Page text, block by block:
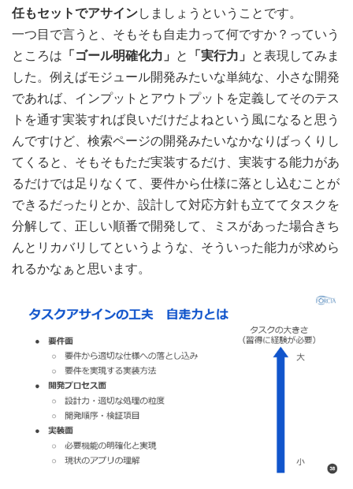
任もセットでアサインしましょうということです。
一つ目で言うと、そもそも自走力って何ですか？っていう
ところは 「ゴール明確化力」 と 「実行力」 と表現してみま
した。 例えばモジュール開発みたいな単純な、小さな開発
であれば、インプットとアウトプットを定義してそのテス
トを通す実装すれば良いだけだよねという風になると思う
んですけど、検索ページの開発みたいなかなりばっくりし
てくると、そもそもただ実装するだけ、実装する能力があ
るだけでは足りなくて、要件から仕様に落とし込むことが
できるだったりとか、設計して対応方針も立ててタスクを
分解して、正しい順番で開発して、ミスがあった場合きち
んとリカバリしてというような、そういった能力が求めら
れるかなぁと思います。